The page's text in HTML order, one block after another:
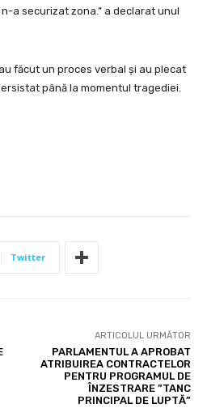
a securizat zona.” a declarat unul
făcut un proces verbal și au plecat
până la momentul tragediei.
Twitter
ARTICOLUL URMĂTOR
PARLAMENTUL A APROBAT
ATRIBUIREA CONTRACTELOR
PENTRU PROGRAMUL DE
ÎNZESTRARE ”TANC
PRINCIPAL DE LUPTĂ”